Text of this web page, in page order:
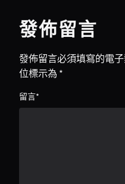
發佈留言
發佈留言必須填寫的電
位標示為 *
留言*